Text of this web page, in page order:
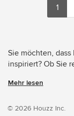
1
Sie möchten,
inspiriert? Ob Sie
Bilder der besten
Chabaud
Mehr lesen
© 2026 Houzz Inc.